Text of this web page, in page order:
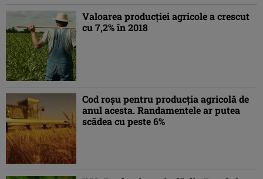
Valoarea producției agricole a crescut
cu 7,2% în 2018
Cod roșu pentru producţia agricolă de
anul acesta. Randamentele ar putea
scădea cu peste 6%